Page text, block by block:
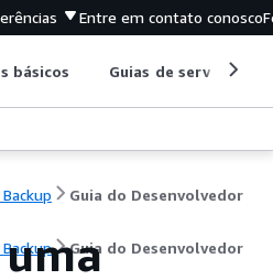
Entre em contato conosco
básicos Guias de serviço
Guia do Desenvolvedor
Backup Guia do Desenvolvedor